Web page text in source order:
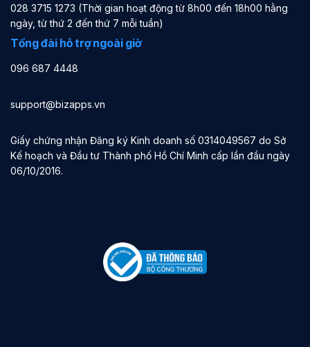
028 3715 1273 (Thời gian hoạt động từ 8h00 đến 18h00 hằng
ngày, từ thứ 2 đến thứ 7 mỗi tuần)
Tổng đài hỗ trợ ngoài giờ
096 687 4448
support@bizapps.vn
Giấy chứng nhận Đăng ký Kinh doanh số 0314049567 do Sở
Kế hoạch và Đầu tư Thành phố Hồ Chí Minh cấp lần đầu ngày
06/10/2016.